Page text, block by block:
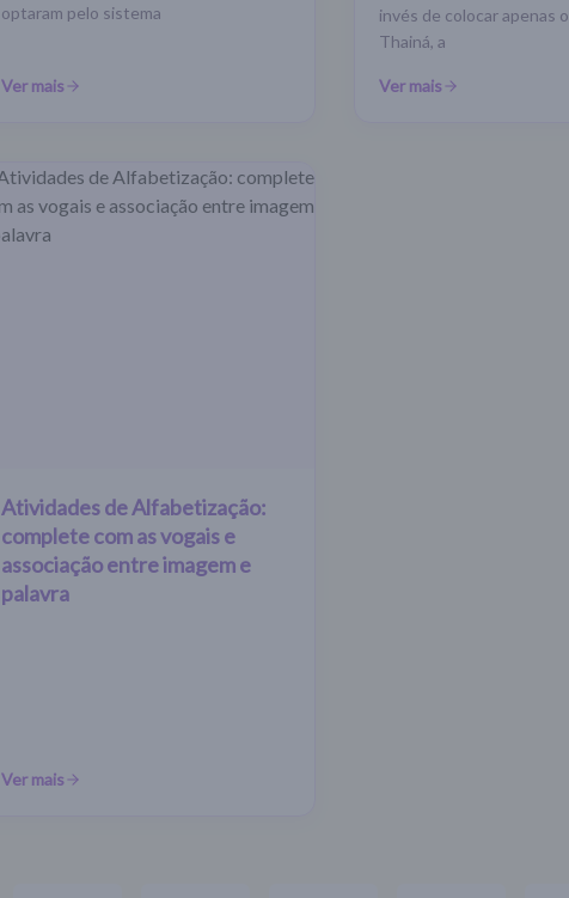
optaram pelo sistema
Ver mais
invés de colocar apenas
Thainá, a
Ver mais
Atividades de Alfabetização:
complete com as vogais e
associação entre imagem e
palavra
Ver mais